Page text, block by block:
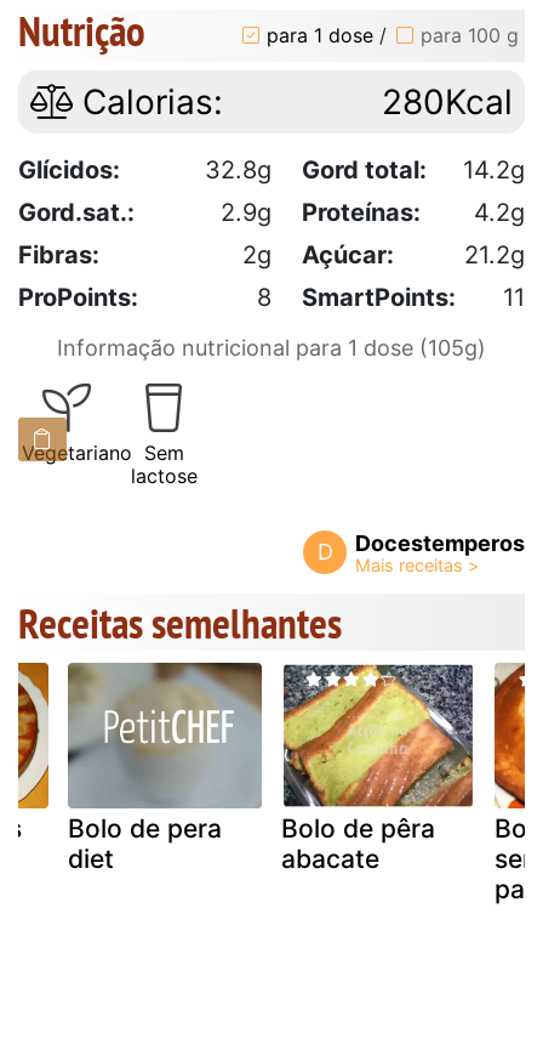
Nutrição para 1 dose / para 100 g
Calorias: 280Kcal
Glícidos: 32.8g Gord total:
14.2g
Gord.sat.:
2.9g Proteínas:
4.2g
Fibras:
2g Açúcar:
21.2g
ProPoints:
8 SmartPoints: 11
Informação nutricional para 1 dose (105g)
Vegetariano Sem
lactose
D Docestemperos
Receitas semelhantes
Bolo de pera
diet
Bolo de pêra
abacate